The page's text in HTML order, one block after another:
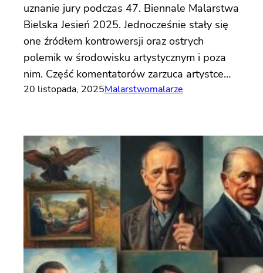
uznanie jury podczas 47. Biennale Malarstwa
Bielska Jesień 2025. Jednocześnie stały się
one źródłem kontrowersji oraz ostrych
polemik w środowisku artystycznym i poza
nim. Część komentatorów zarzuca artystce…
20 listopada, 2025Malarstwomalarze